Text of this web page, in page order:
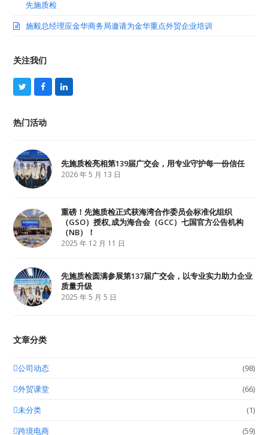
先施质检
施毅总经理应金华商务局邀请为金华重点外贸企业培训
关注我们
T
w
t
t
F
a
b
L
i
热门活动
先施质检亮相第139届广交会，用专业守护每一份信任
2026 年 5 月 13 日
重磅！先施质检正式获海湾合作委员会标准化组织
（GSO）授权,成为海合会（GCC）七国官方公告机构
（NB）！
2025 年 12 月 11 日
先施质检圆满参展第137届广交会，以专业实力助力企业
质量升级
2025 年 5 月 5 日
文章分类
公司动态
(98)
外贸课堂
(66)
未分类
(1)
跨境电商
(59)